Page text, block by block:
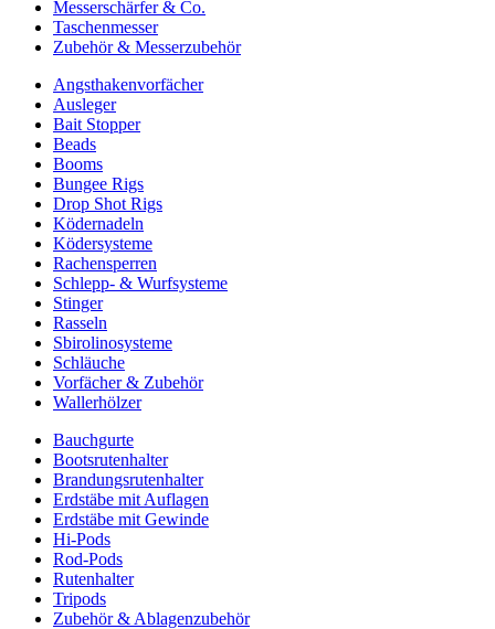
Messerschärfer & Co.
Taschenmesser
Zubehör & Messerzubehör
Angsthakenvorfächer
Ausleger
Bait Stopper
Beads
Booms
Bungee Rigs
Drop Shot Rigs
Ködernadeln
Ködersysteme
Rachensperren
Schlepp- & Wurfsysteme
Stinger
Rasseln
Sbirolinosysteme
Schläuche
Vorfächer & Zubehör
Wallerhölzer
Bauchgurte
Bootsrutenhalter
Brandungsrutenhalter
Erdstäbe mit Auflagen
Erdstäbe mit Gewinde
Hi-Pods
Rod-Pods
Rutenhalter
Tripods
Zubehör & Ablagenzubehör